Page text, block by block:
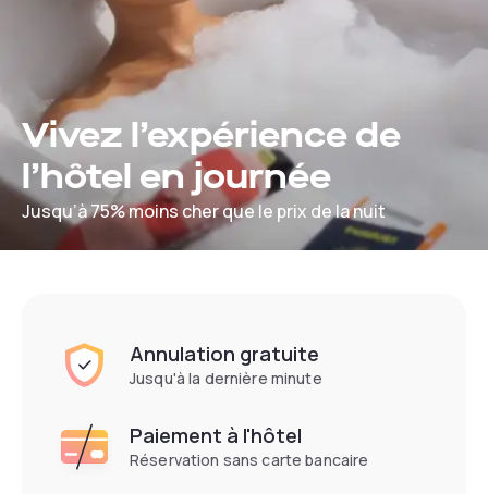
Vivez l’expérience de
l’hôtel en journée
Jusqu’à 75% moins cher que le prix de la nuit
Annulation gratuite
Jusqu'à la dernière minute
Paiement à l'hôtel
Réservation sans carte bancaire